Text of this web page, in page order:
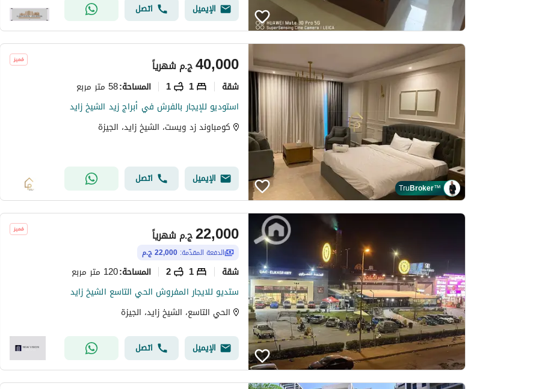
الإيميل اتصل
TruBroker™
ج.م40,000 شهرياً
شقة 1
1 المساحة:58 متر مربع
استوديو للإيجار بالفرش في أبراج زيد الشيخ زايد
كومباوند زد ويست، الشيخ زايد، الجيزة
الإيميل اتصل
ج.م22,000 شهرياً
الدفعة المقدّمة: 22,000 ج.م
شقة 1
2 المساحة:120 متر مربع
ستديو للايجار المفروش الحي التاسع الشيخ زايد
الحي التاسع، الشيخ زايد، الجيزة
الإيميل اتصل